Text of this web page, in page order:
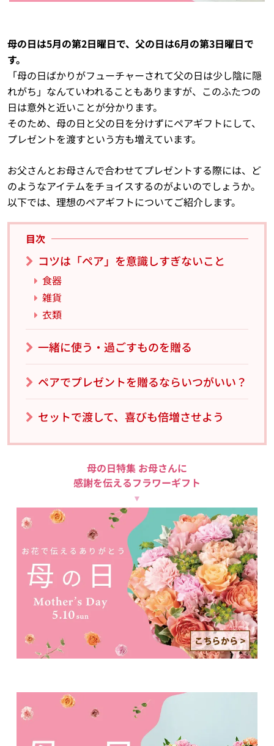
母の日は5月の第2日曜日で、父の日は6月の第3日曜日で
す。
「母の日ばかりがフューチャーされて父の日は少し陰に隠
れがち」なんていわれることもありますが、このふたつの
日は意外と近いことが分かります。
そのため、母の日と父の日を分けずにペアギフトにして、
プレゼントを渡すという方も増えています。
お父さんとお母さんで合わせてプレゼントする際には、ど
のようなアイテムをチョイスするのがよいのでしょうか。
以下では、理想のペアギフトについてご紹介します。
目次
コツは「ペア」を意識しすぎないこと
食器
雑貨
衣類
一緒に使う・過ごすものを贈る
ペアでプレゼントを贈るならいつがいい？
セットで渡して、喜びも倍増させよう
母の日特集 お母さんに
感謝を伝えるフラワーギフト
▼